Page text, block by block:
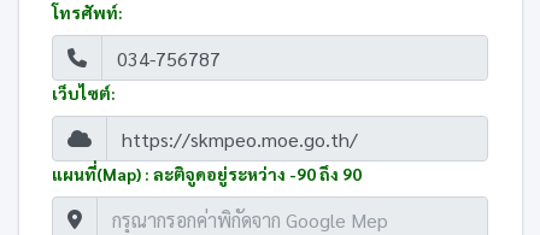
โทรศัพท์:
เว็บไซต์:
แผนที่(Map) : ละติจูดอยู่ระหว่าง -90 ถึง 90